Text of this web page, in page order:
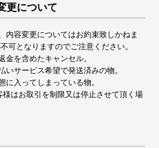
更について
内容変更についてはお約束致しかねま
可となりますのでご注意ください。
金を含めたキャンセル。
いサービス希望で発送済みの物。
に入ってしまっている物。
はお取引を制限又は停止させて頂く場